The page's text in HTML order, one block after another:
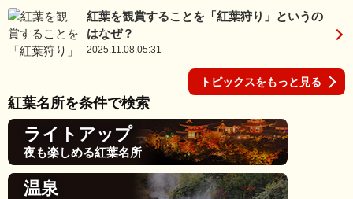
紅葉を観賞することを「紅葉狩り」というの
はなぜ？
2025.11.08.05:31
トピックスをもっと見る
紅葉名所を条件で検索
ライトアップ
夜も楽しめる紅葉名所
温泉